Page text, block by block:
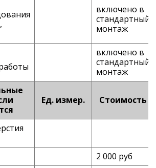
включено в
стандартный
монтаж
включено в
стандартный
монтаж
Ед. измер. Стоимость
2 000 руб